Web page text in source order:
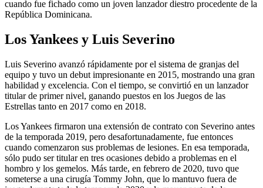
cuando fue fichado como un joven lanzador diestro procedente de la
República Dominicana.
Los Yankees y Luis Severino
Luis Severino avanzó rápidamente por el sistema de granjas del
equipo y tuvo un debut impresionante en 2015, mostrando una gran
habilidad y excelencia. Con el tiempo, se convirtió en un lanzador
titular de primer nivel, ganando puestos en los Juegos de las
Estrellas tanto en 2017 como en 2018.
Los Yankees firmaron una extensión de contrato con Severino antes
de la temporada 2019, pero desafortunadamente, fue entonces
cuando comenzaron sus problemas de lesiones. En esa temporada,
sólo pudo ser titular en tres ocasiones debido a problemas en el
hombro y los gemelos. Más tarde, en febrero de 2020, tuvo que
someterse a una cirugía Tommy John, que lo mantuvo fuera de